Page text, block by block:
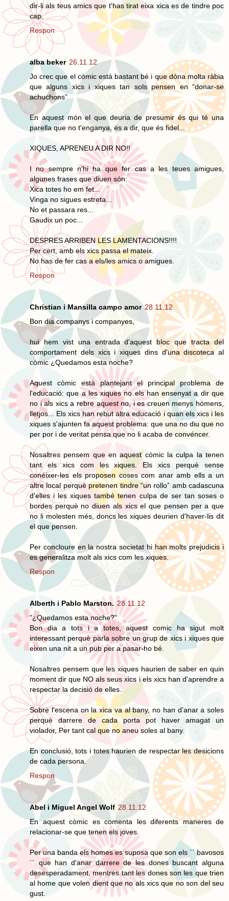
dir-li als teus amics que t'has tirat eixa xica es de tindre poc
cap.
Respon
alba beker 26.11.12
Jo crec que el còmic està bastant bé i que dóna molta ràbia
que alguns xics i xiques tan sols pensen en “donar-se
achuchons”
En aquest món el que deuria de presumir és qui té una
parella que no t'enganya, és a dir, que és fidel...
XIQUES, APRENEU A DIR NO!!
I no sempre n'hi ha que fer cas a les teues amigues,
algunes frases que diuen són:
Xica totes ho em fet...
Vinga no sigues estreta...
No et passara res...
Gaudix un poc...
DESPRES ARRIBEN LES LAMENTACIONS!!!!
Per cert, amb els xics passa el mateix.
No has de fer cas a els/les amics o amigues.
Respon
Christian i Mansilla campo amor 28.11.12
Bon dia companys i companyes,
hui hem vist una entrada d'aquest bloc que tracta del
comportament dels xics i xiques dins d'una discoteca al
còmic ¿Quedamos esta noche?
Aquest còmic està plantejant el principal problema de
l'educació: que a les xiques no els han ensenyat a dir que
no i als xics a rebre aquest no, i es creuen menys hòmens,
lletjos... Els xics han rebut altra educació i quan els xics i les
xiques s'ajunten fa aquest problema: que una no diu que no
per por i de veritat pensa que no li acaba de convéncer.
Nosaltres pensem que en aquest còmic la culpa la tenen
tant els xics com les xiques. Els xics perquè sense
conéixer-les els proposen coses com anar amb ells a un
altre local perquè pretenen tindre “un rollo” amb cadascuna
d'elles i les xiques també tenen culpa de ser tan soses o
bordes perquè no diuen als xics el que pensen per a que
no li molesten més, doncs les xiques deurien d'haver-lis dit
el que pensen.
Per concloure en la nostra societat hi han molts prejudicis i
es generalitza molt als xics com les xiques.
Respon
Alberth i Pablo Marston. 28.11.12
"¿Quedamos esta noche?"
Bon dia a tots i a totes, aquest comic ha sigut molt
interessant perquè parla sobre un grup de xics i xiques que
eixen una nit a un pub per a pasar-ho bé.
Nosaltres pensem que les xiques haurien de saber en quin
moment dir que NO als seus xics i els xics han d'aprendre a
respectar la decisió de elles.
Sobre l'escena on la xica va al bany, no han d'anar a soles
perquè darrere de cada porta pot haver amagat un
violador, Per tant cal que no aneu soles al bany.
En conclusió, tots i totes haurien de respectar les desicions
de cada persona.
Respon
Abel i Miguel Angel Wolf 28.11.12
En aquest còmic es comenta les diferents maneres de
relacionar-se que tenen els joves.
Per una banda els homes es suposa que son els `` bavosos
´´ que han d'anar darrere de les dones buscant alguna
desesperadament, mentres tant les dones son les que trien
al home que volen dient que no als xics que no son del seu
gust.